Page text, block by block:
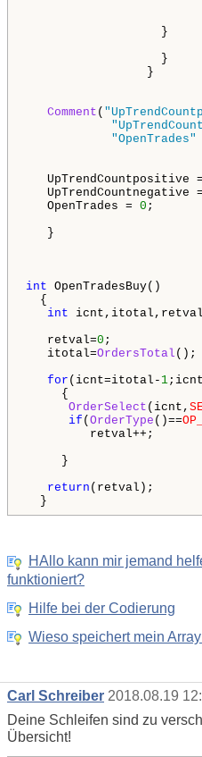
}
}
}
Comment (
"OpenTrades"
UpTrendCountpositive
UpTrendCountnegative
OpenTrades = 0 ;
}
int OpenTradesBuy()
{
int
retval=0 ;
itotal=OrdersTotal ();
for (icnt=itotal- 1
{
OrderSelect (icnt,
if ( OrderType ()==
retval++;
}
return (retval);
}
HAllo kann mir jemand
funktioniert?
Hilfe bei der Codierung
Wieso speichert mein
Carl Schreiber 2018.08.19
Deine Schleifen sind zu
Übersicht!